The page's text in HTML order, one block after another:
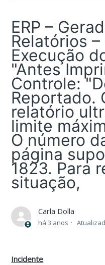
ERP –
Relatórios –
Execução
"Antes
Controle:
Reportado.
relatório
limite
O número
página
1823. Para
situação,
Carla Dolla
há 3 anos
Incidente